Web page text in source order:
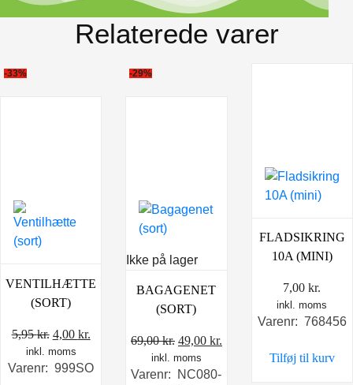
Relaterede varer
-33%
VENTILHÆTTE
(SORT)
5,95kr. Den
oprindelige
pris
4,00 kr.
pris
inkl. moms
Varenr: 999SO
-29%
Ikke på lager
BAGAGENET
(SORT)
69,00kr. Den
oprindelige
pris
49,00 kr.
pris
inkl. moms
Varenr: NC080-
FLADSIKRING
10A (MINI)
7,00kr.
inkl. moms
Varenr: 768456
Tilføj til kurv